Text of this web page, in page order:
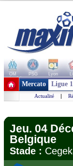
OM PSG Lyon
+ de clubs
Mercato Ligue 1
Actualité |
Jeu. 04
Belgique
Stade :